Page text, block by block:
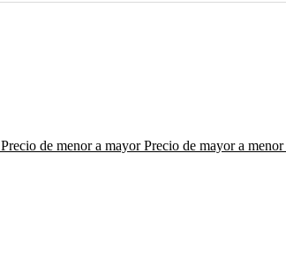
Precio de menor a mayorPrecio de mayor a menor